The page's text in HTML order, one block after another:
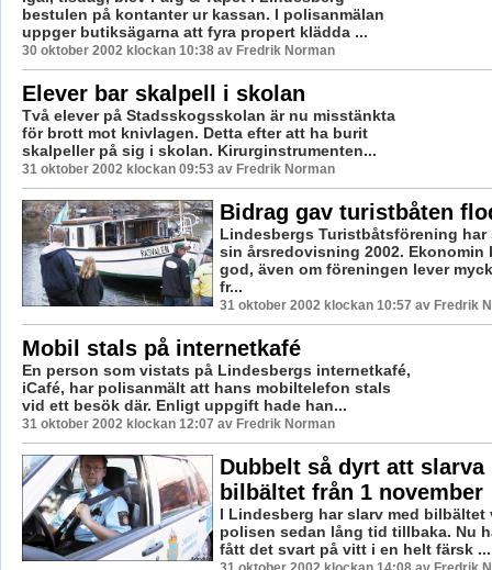
bestulen på kontanter ur kassan. I polisanmälan
uppger butiksägarna att fyra propert klädda ...
30 oktober 2002 klockan 10:38 av Fredrik Norman
Elever bar skalpell i skolan
Två elever på Stadsskogsskolan är nu misstänkta
för brott mot knivlagen. Detta efter att ha burit
skalpeller på sig i skolan. Kirurginstrumenten...
31 oktober 2002 klockan 09:53 av Fredrik Norman
Bidrag gav turistbåten
Lindesbergs Turistbåtsförening har
sin årsredovisning 2002. Ekonomin
god, även om föreningen lever
fr...
31 oktober 2002 klockan 10:57 av Fredrik
Mobil stals på internetkafé
En person som vistats på Lindesbergs internetkafé,
iCafé, har polisanmält att hans mobiltelefon stals
vid ett besök där. Enligt uppgift hade han...
31 oktober 2002 klockan 12:07 av Fredrik Norman
Dubbelt så dyrt att slarva
bilbältet från 1 november
I Lindesberg har slarv med bilbältet
polisen sedan lång tid tillbaka. Nu
fått det svart på vitt i en helt färsk ...